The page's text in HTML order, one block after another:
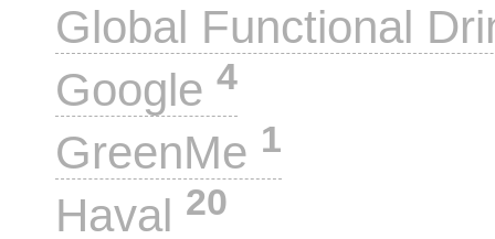
Global Functional
Google 4
GreenMe 1
Haval 20